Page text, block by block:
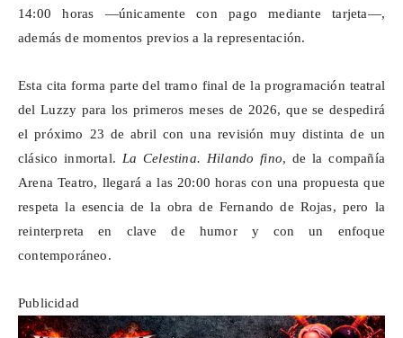
14:00 horas —únicamente con pago mediante tarjeta—,
además de momentos previos a la representación.
Esta cita forma parte del tramo final de la programación teatral
delLuzzy para los primeros meses de 2026, que se despedirá
el próximo 23 de abril con una revisión muy distinta de un
clásico inmortal. La Celestina. Hilando fino, de la compañía
Arena Teatro, llegará a las 20:00 horas con una propuesta que
respeta la esencia de la obra de Fernando de Rojas, pero la
reinterpreta en clave de humor y con un enfoque
contemporáneo.
Publicidad